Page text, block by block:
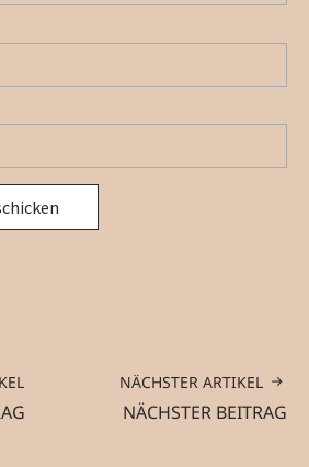
NÄCHSTER ARTIKEL
NÄCHSTER BEITRAG